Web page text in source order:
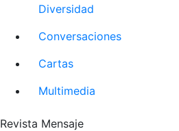
Diversidad
Conversaciones
Cartas
Multimedia
Revista Mensaje